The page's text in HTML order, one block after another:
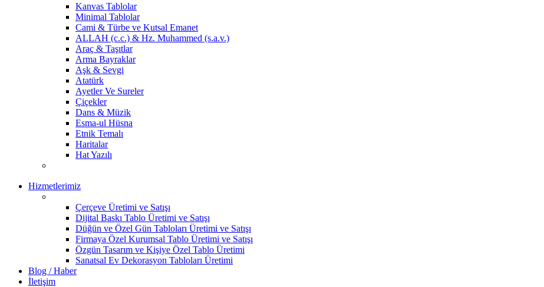
Kanvas Tablolar
Minimal Tablolar
Cami & Türbe ve Kutsal Emanet
ALLAH (c.c.) & Hz. Muhammed (s.a.v.)
Araç & Taşıtlar
Arma Bayraklar
Aşk & Sevgi
Atatürk
Ayetler Ve Sureler
Çiçekler
Dans & Müzik
Esma-ul Hüsna
Etnik Temalı
Haritalar
Hat Yazılı
Hizmetlerimiz
Çerçeve Üretimi ve Satışı
Dijital Baskı Tablo Üretimi ve Satışı
Düğün ve Özel Gün Tabloları Üretimi ve Satışı
Firmaya Özel Kurumsal Tablo Üretimi ve Satışı
Özgün Tasarım ve Kişiye Özel Tablo Üretimi
Sanatsal Ev Dekorasyon Tabloları Üretimi
Blog / Haber
İletişim